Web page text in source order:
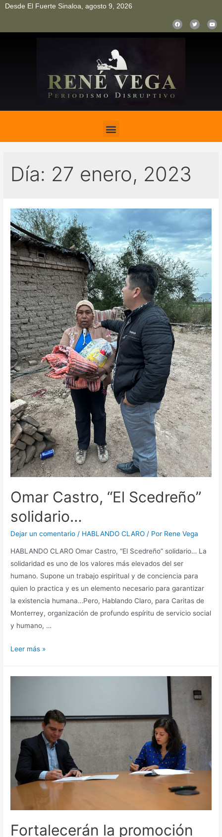
Desde El Fuerte Sinaloa, agosto 9, 2026
Día: 27 enero, 2023
Omar Castro, “El Scedreño”
solidario…
Dejar un comentario / HABLANDO CLARO / Por Rene Vega
HABLANDO CLARO Omar Castro, “El Scedreño” solidario… La
solidaridad es uno de los valores más elevados del ser
humano. Supone un trabajo espiritual y de conciencia para
quien lo practica y es un elemento necesario para garantizar
la existencia humana…Pero, Hablando Claro, para Caritas de
Monterrey, organización de profundo espíritu de servicio social
y humano, …
Leer más »
Fortalecerán la promoción